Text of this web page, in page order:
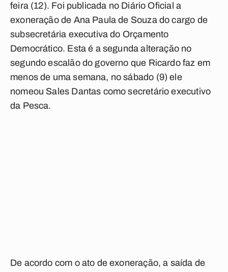
feira (12). Foi publicada no Diário Oficial a
exoneração de Ana Paula de Souza do cargo de
subsecretária executiva do Orçamento
Democrático. Esta é a segunda alteração no
segundo escalão do governo que Ricardo faz em
menos de uma semana, no sábado (9) ele
nomeou Sales Dantas como secretário executivo
da Pesca.
De acordo com o ato de exoneração, a saída de